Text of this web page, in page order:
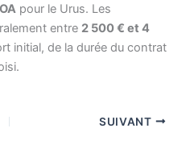
pour le Urus. Les
entre 2 500 € et 4
initial, de la durée du contrat
SUIVANT